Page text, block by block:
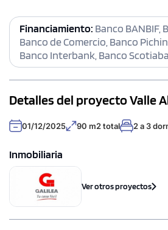
Financiamiento: Banco BANBIF,
Banco de Comercio, Banco
Banco Interbank, Banco
Detalles del proyecto Valle
01/12/2025 90 m2 total 2 a 3
Inmobiliaria
Ver otros proyectos